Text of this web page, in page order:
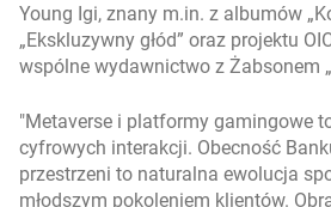
Young Igi, znany m.in. z albumów
„Ekskluzywny głód” oraz projektu
wspólne wydawnictwo z Żabsonem
Metaverse i platformy gamingowe
cyfrowych interakcji. Obecność
przestrzeni to naturalna ewolucja
młodszym pokoleniem klientów.